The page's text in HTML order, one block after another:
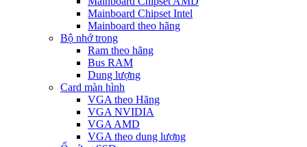
Mainboard Chipset Intel
Mainboard theo hãng
Bộ nhớ trong
Ram theo hãng
Bus RAM
Dung lượng
Card màn hình
VGA theo Hãng
VGA NVIDIA
VGA AMD
VGA theo dung lượng